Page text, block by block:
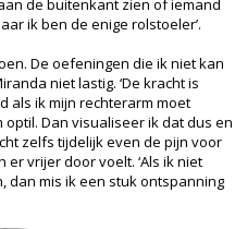
de buitenkant zien of iemand
ik ben de enige rolstoeler’.
De oefeningen die ik niet kan
niet lastig. ‘De kracht is
als ik mijn rechterarm moet
Dan visualiseer ik dat dus en
zelfs tijdelijk even de pijn voor
vrijer door voelt. ‘Als ik niet
dan mis ik een stuk ontspanning